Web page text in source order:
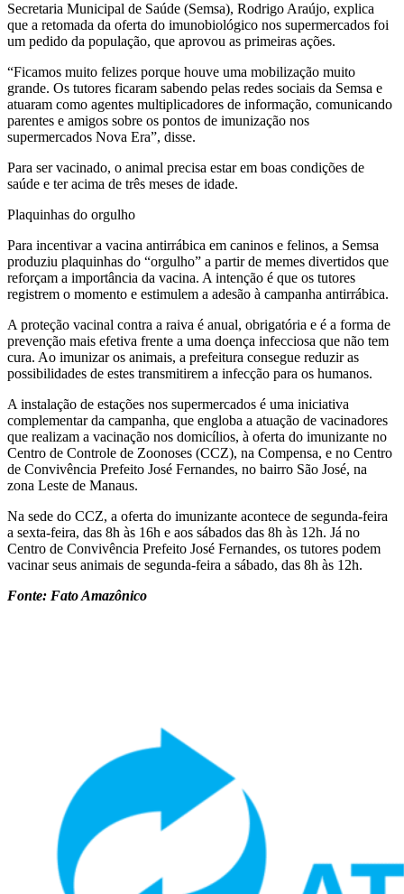
Secretaria Municipal de Saúde (Semsa), Rodrigo Araújo, explica
que a retomada da oferta do imunobiológico nos supermercados foi
um pedido da população, que aprovou as primeiras ações.
“Ficamos muito felizes porque houve uma mobilização muito
grande. Os tutores ficaram sabendo pelas redes sociais da Semsa e
atuaram como agentes multiplicadores de informação, comunicando
parentes e amigos sobre os pontos de imunização nos
supermercados Nova Era”, disse.
Para ser vacinado, o animal precisa estar em boas condições de
saúde e ter acima de três meses de idade.
Plaquinhas do orgulho
Para incentivar a vacina antirrábica em caninos e felinos, a Semsa
produziu plaquinhas do “orgulho” a partir de memes divertidos que
reforçam a importância da vacina. A intenção é que os tutores
registrem o momento e estimulem a adesão à campanha antirrábica.
A proteção vacinal contra a raiva é anual, obrigatória e é a forma de
prevenção mais efetiva frente a uma doença infecciosa que não tem
cura. Ao imunizar os animais, a prefeitura consegue reduzir as
possibilidades de estes transmitirem a infecção para os humanos.
A instalação de estações nos supermercados é uma iniciativa
complementar da campanha, que engloba a atuação de vacinadores
que realizam a vacinação nos domicílios, à oferta do imunizante no
Centro de Controle de Zoonoses (CCZ), na Compensa, e no Centro
de Convivência Prefeito José Fernandes, no bairro São José, na
zona Leste de Manaus.
Na sede do CCZ, a oferta do imunizante acontece de segunda-feira
a sexta-feira, das 8h às 16h e aos sábados das 8h às 12h. Já no
Centro de Convivência Prefeito José Fernandes, os tutores podem
vacinar seus animais de segunda-feira a sábado, das 8h às 12h.
Fonte: Fato Amazônico